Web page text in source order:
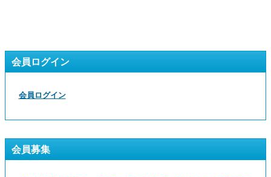
会員ログイン
会員ログイン
会員募集